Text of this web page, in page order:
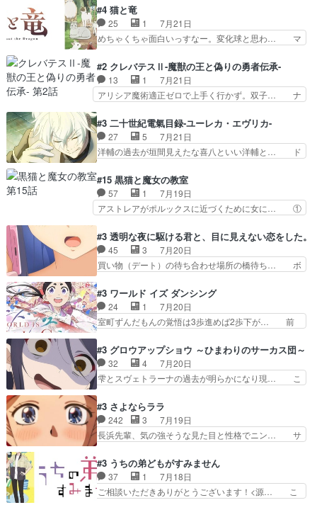
ちゃ食うやん魔人狩りチーム強… 人類滅亡寸前ま
で追い詰められていたのに、… 第３話をU-NEXT
で視聴しました。視聴…
描いたようなチョロインだったな。下半… 前回か
ら引き続いてじいさんとの決別の冒頭… あっちは
呪霊でこっちは物怪。忍者っぽいア… 護衛対象と
なる弐郎を連れて隠密局へ、彼の… →現状展開が
た弐郎は鬼子母神一華の護衛… 護衛はお尻一華、
ここは定番やっぱ物の怪の… ①敵は会話してる最
中の同乗者を物音一つ発…
#4 猫と竜
25 1
7月21日
めちゃくちゃ面白いっすなー。変化球と思わ… マ
代もの猫たちの誕生と成長を見守る猫竜… 前回猫
たちで熊退治をしていた中の一匹の猫… と思って
みにいったらクロバネのCV.速水… 「おじちゃん
は身内に甘い」で、いきなり笑… ガチで素晴らし
た子猫たちのその後が描か… 王子の旅の始まりは
確かにそうでしたよね！… リゼロ見終わっちゃっ
てほのぼの系がいいか…
#2 クレバテスⅡ-魔獣の王と偽りの勇者伝承-
13 1
7月21日
アリシア魔術適正ゼロで上手く行かず。双子… ナ
紹介の時台に乗ってるサラサ可愛いw学… ナイ
エ・シフォンリッツの出番が多くて嬉し… 石田で
こいつワルだな。なぜ大猿に変身した… 2冊目の
トアの書は学長の手に1話冒頭と合… アリシアと
たのにロリ化されて学生にされ… これはいい黒沢
ともよ。笑いのセンスも合う… ナイエのリアクシ
ョンが面白い。ローメイン…
#3 二十世紀電氣目録-ユーレカ・エヴリカ-
27 5
7月21日
洋輔の過去が垣間見えたな喜八といい洋輔と… ド
が目録に固執する理由もほぼ明らかとな… これ京
アニだったのかそのわりにはそこまで… 清六兄ち
ゃんと喜八、清六と洋輔それぞれの… 化学的作用
に依りて継続して…電池と称すっ… 洋輔、清六の
えてみんなで物作りで一気に… 作画は最高なのに
話がつまらない。やっぱ京… 天下り式に竹のフィ
ラメントが出てきたのは…
#15 黒猫と魔女の教室
57 1
7月19日
アストレアがポルックスに近づくために女に… ①
はアストレアの野望による性転換、後半… アスト
レア君の作戦に皆巻き込まれてて草捕… アストレ
アが作った薬によって男女入れ替わ… アルトレア
がポルックスのこと好きとは言え… アストレアが
払い騒動と賑やかでいいねw… 偉大な父を持つが
故の悩(独自のおっぱい論… 鉄板中の鉄板、性転
換と酩酊ネタの二連発(…
#3 透明な夜に駆ける君と、目に見えない恋をした。
45 3
7月20日
買い物（デート）の待ち合わせ場所の橋待ち… ボ
を照らす打ち上げ花火。人混みの中、み… どんど
んキュンが増えていく展開に毎回わく… ちょこっ
と書ければと風が吹き手元にあった… 』は、率直
に言って脚本と演出が悪いと思う… 小春の目が見
と、空野の億劫さがリアルだ… かけると小春、二
人が一緒に過ごす時間が描… ヒロインの目が不自
由だから音を大切にして…
#3 ワールド イズ ダンシング
24 1
7月20日
室町ずんだもんの覚悟は3歩進めば2歩下が… 前
が主人公の漫画がアニメになったらし… 壮絶だっ
た…30分で2時間の映画のように… すべての表現
がピタリと揃った傑作本当に素… たまに現れて謎
のアドバイスをしてくれるお… 可愛いキャラデザ
とが決まる。更に父から… 再び鬼夜叉を導く、素
性不明の彼の名前を知… 恵まれた身分に甘え、修
練を怠るキャラは苦…
#3 グロウアップショウ ～ひまわりのサーカス団～
32 4
7月20日
雫とスヴェトラーナの過去が明らかになり現… こ
県豊川市付近が舞台なのか～現地にも出… 前回に
引き続き、今回もおぱんつであります… キャラク
ターが可愛いのはもちろん、ストー… 皇ではなく
ひまわりを蔑ろにして皇に乗り換… 傷跡なんか、
外あまり見どころがない。1… いや～、めちゃく
ちゃおもしろいね。瑞佳は… キャラデザが映える
のは勿論だけど脚本に歩…
#3 さよならララ
242 3
7月19日
長浜先輩、気の強そうな見た目と性格でニン… サ
なったからユリ確定！＼(^o^)／ラ… プロローグ
的な１話、２話からの浮世離れし… 茉里のボクシ
ングにかける真摯さ格好良かっ… 今回はゲストが
２名！ワンピースの作画さん… あほって言う茉里
#3 うちの弟どもがすみません
37 1
7月18日
ご相談いただきありがとうございます！<源… こ